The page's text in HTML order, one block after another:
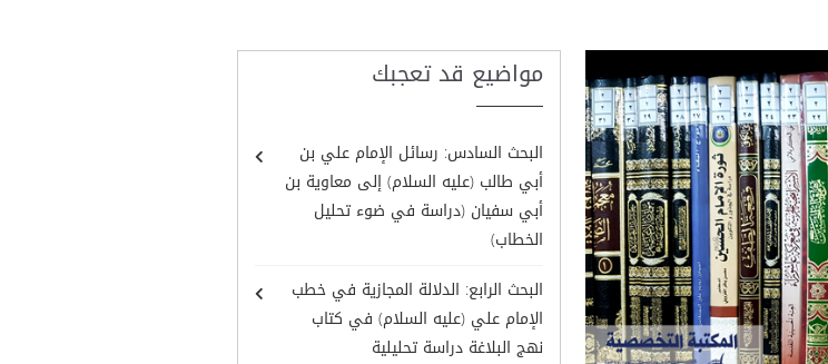
مواضيع قد تعجبك
البحث السادس: رسائل الإمام علي بن
أبي طالب (عليه السلام) إلى معاوية بن
أبي سفيان (دراسة في ضوء تحليل
الخطاب)
البحث الرابع: الدلالة المجازية في خطب
الإمام علي (عليه السلام) في كتاب
نهج البلاغة دراسة تحليلية